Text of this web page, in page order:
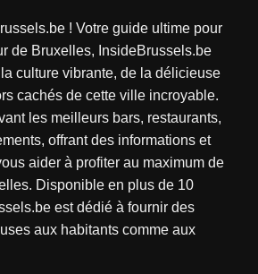
! Votre guide ultime pour
de Bruxelles, InsideBrussels.be
culture vibrante, de la délicieuse
cachés de cette ville incroyable.
les meilleurs bars, restaurants,
offrant des informations et
aider à profiter au maximum de
Disponible en plus de 10
est dédié à fournir des
aux habitants comme aux